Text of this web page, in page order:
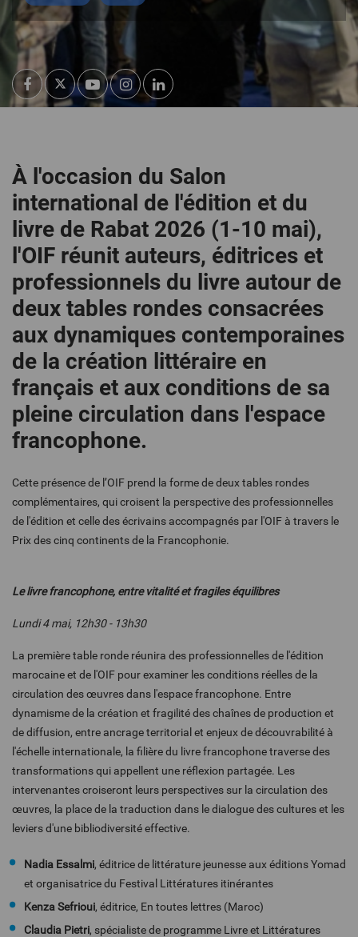
À l'occasion du Salon
international de l'édition et du
livre de Rabat 2026 (1-10 mai),
l'OIF réunit auteurs, éditrices et
professionnels du livre autour de
deux tables rondes consacrées
aux dynamiques contemporaines
de la création littéraire en
français et aux conditions de sa
pleine circulation dans l'espace
francophone.
Cette présence de l’OIF prend la forme de deux tables rondes
complémentaires, qui croisent la perspective des professionnelles
de l'édition et celle des écrivains accompagnés par l'OIF à travers le
Prix des cinq continents de la Francophonie.
Le livre francophone, entre vitalité et fragiles équilibres
Lundi 4 mai, 12h30 - 13h30
La première table ronde réunira des professionnelles de l'édition
marocaine et de l'OIF pour examiner les conditions réelles de la
circulation des œuvres dans l'espace francophone. Entre
dynamisme de la création et fragilité des chaînes de production et
de diffusion, entre ancrage territorial et enjeux de découvrabilité à
l'échelle internationale, la filière du livre francophone traverse des
transformations qui appellent une réflexion partagée. Les
intervenantes croiseront leurs perspectives sur la circulation des
œuvres, la place de la traduction dans le dialogue des cultures et les
leviers d'une bibliodiversité effective.
Nadia Essalmi, éditrice de littérature jeunesse aux éditions Yomad
et organisatrice du Festival Littératures itinérantes
Kenza Sefrioui, éditrice, En toutes lettres (Maroc)
Claudia Pietri, spécialiste de programme Livre et Littératures